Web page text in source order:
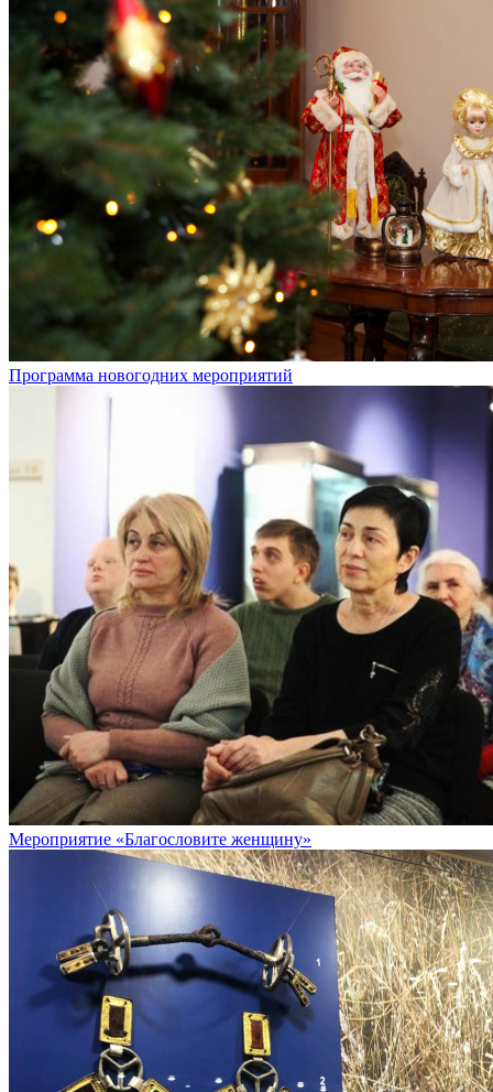
Программа новогодних мероприятий
Мероприятие «Благословите женщину»